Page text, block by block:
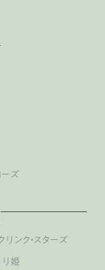
ズ
ンク・スターズ
姫